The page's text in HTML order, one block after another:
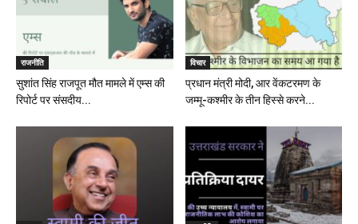
राजनीति
सुशांत सिंह राजपूत मौत मामले में एम्स की
रिपोर्ट पर संसदीय...
विचार
प्रधान मंत्री मोदी, आर वेंकटरमण के
जम्मू-कश्मीर के तीन हिस्से करने...